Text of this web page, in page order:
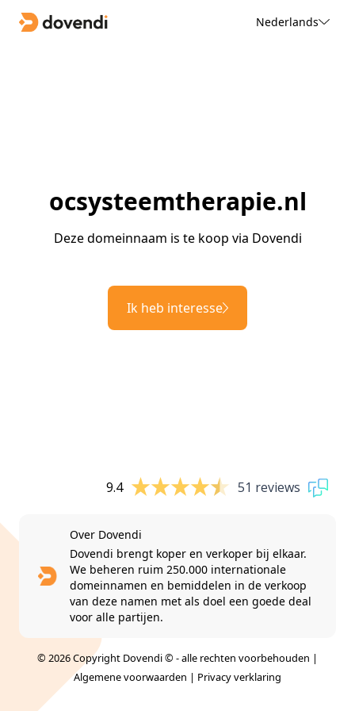
Nederlands
ocsysteemtherapie.nl
Deze domeinnaam is te koop via Dovendi
Ik heb interesse
9.4 51 reviews
Over Dovendi
Dovendi brengt koper en verkoper bij elkaar.
We beheren ruim 250.000 internationale
domeinnamen en bemiddelen in de verkoop
van deze namen met als doel een goede deal
voor alle partijen.
© 2026 Copyright Dovendi © - alle rechten voorbehouden |
Algemene voorwaarden | Privacy verklaring